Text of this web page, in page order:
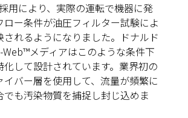
用により、実際の運転で機器に発
ロー条件が油圧フィルター試験によ
されるようになりました。ドナルド
Web™メディアはこのような条件下
化して設計されています。業界初の
イバー層を使用して、流量が頻繁に
でも汚染物質を捕捉し封じ込めま